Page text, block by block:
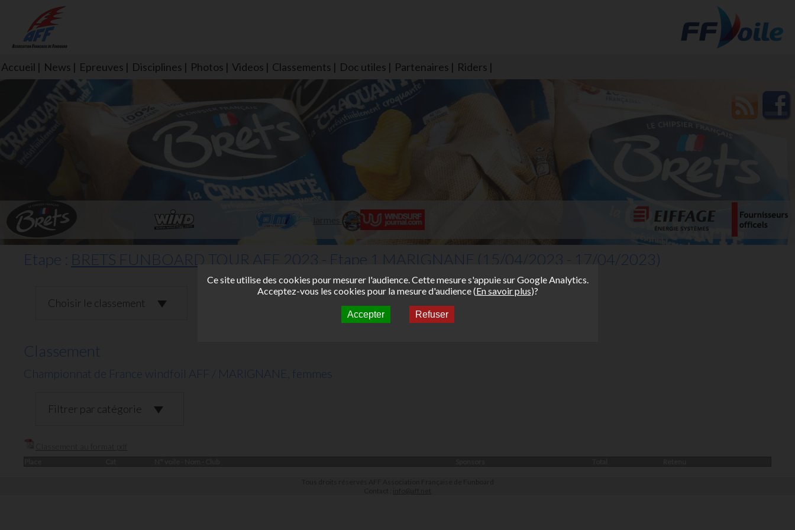
Accueil News Epreuves Disciplines Photos Videos Classements Doc utiles Partenaires Riders
L'aff soutient les SNS253 et SNS604 qui veillent sur nous pour que l'eau salée n'ait jamais le goût des
larmes
Etape : BRETS FUNBOARD TOUR AFF 2023 - Etape 1 MARIGNANE (15/04/2023 - 17/04/2023)
Choisir le classement
Classement
Championnat de France windfoil AFF / MARIGNANE, femmes
Filtrer par catégorie
Ce site utilise des cookies pour mesurer l'audience. Cette mesure s'appuie sur Google Analytics.
Acceptez-vous les cookies pour la mesure d'audience (En savoir plus)?
Accepter Refuser